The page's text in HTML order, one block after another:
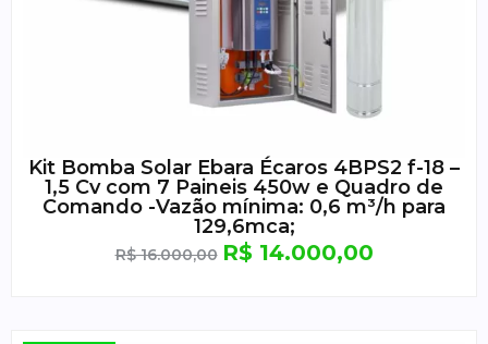
Kit Bomba Solar Ebara Écaros 4BPS2 f-18 –
1,5 Cv com 7 Paineis 450w e Quadro de
Comando -Vazão mínima: 0,6 m³/h para
129,6mca;
R$16.000,00 R$14.000,00